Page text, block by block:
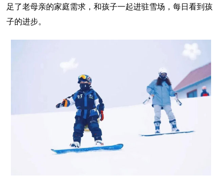
足了老母亲的家庭需求，和孩子一起进驻雪场，每日看到孩
子的进步。